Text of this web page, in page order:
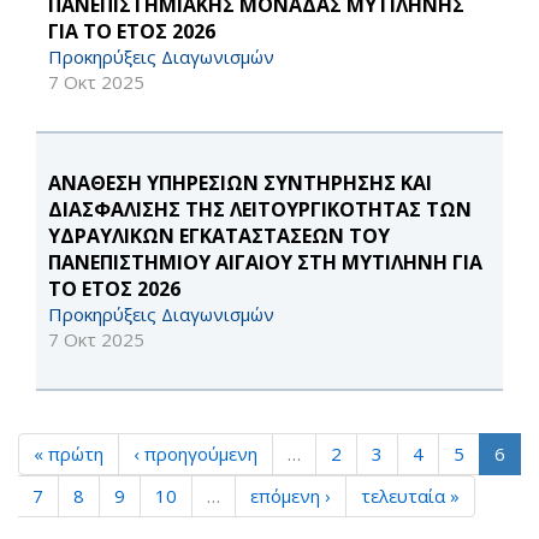
ΓΙΑ ΤΟ ΕΤΟΣ 2026
Προκηρύξεις Διαγωνισμών
7 Οκτ 2025
ΑΝΑΘΕΣΗ ΥΠΗΡΕΣΙΩΝ ΣΥΝΤΗΡΗΣΗΣ ΚΑΙ
ΔΙΑΣΦΑΛΙΣΗΣ ΤΗΣ ΛΕΙΤΟΥΡΓΙΚΟΤΗΤΑΣ ΤΩΝ
ΥΔΡΑΥΛΙΚΩΝ ΕΓΚΑΤΑΣΤΑΣΕΩΝ ΤΟΥ
ΠΑΝΕΠΙΣΤΗΜΙΟΥ ΑΙΓΑΙΟΥ ΣΤΗ ΜΥΤΙΛΗΝΗ ΓΙΑ
ΤΟ ΕΤΟΣ 2026
Προκηρύξεις Διαγωνισμών
7 Οκτ 2025
« πρώτη ‹ προηγούμενη … 2 3 4 5
6
7
8 9 10 … επόμενη › τελευταία »